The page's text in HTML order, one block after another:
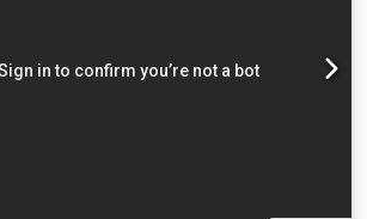
generator. In de huidige
met de hedendaagse technologische